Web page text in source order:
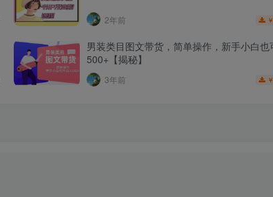
2年前 ￥
男装类目图文带货，简单操作，新手小白也
500+【揭秘】
3年前 ￥